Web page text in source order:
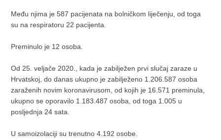
Među njima je 587 pacijenata na bolničkom liječenju, od toga
su na respiratoru 22 pacijenta.
Preminulo je 12 osoba.
Od 25. veljače 2020., kada je zabilježen prvi slučaj zaraze u
Hrvatskoj, do danas ukupno je zabilježeno 1.206.587 osoba
zaraženih novim koronavirusom, od kojih je 16.571 preminula,
ukupno se oporavilo 1.183.487 osoba, od toga 1.005 u
posljednja 24 sata.
U samoizolaciji su trenutno 4.192 osobe.